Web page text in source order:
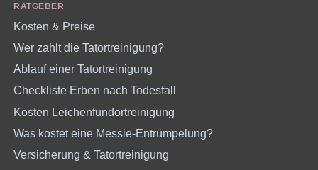
RATGEBER
Kosten & Preise
Wer zahlt die Tatortreinigung?
Ablauf einer Tatortreinigung
Checkliste Erben nach Todesfall
Kosten Leichenfundortreinigung
Was kostet eine Messie-Entrümpelung?
Versicherung & Tatortreinigung